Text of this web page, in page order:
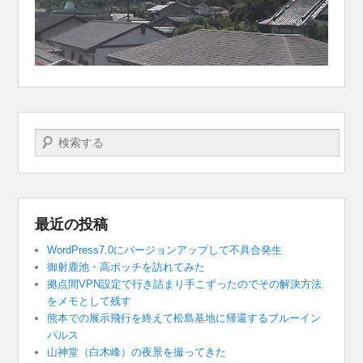
検索する
最近の投稿
WordPress7.0にバージョンアップして不具合発生
御射鹿池・高ボッチを訪れてみた
拠点間VPN設定で行き詰まり手こずったのでその解決方法
をメモとして残す
熊本での展示飛行を終えて松島基地に帰還するブルーイン
パルス
山神堂（白木峰）の夜景を撮ってきた